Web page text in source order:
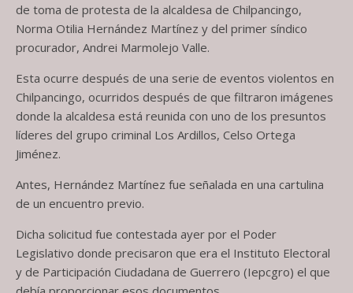
de toma de protesta de la alcaldesa de Chilpancingo,
Norma Otilia Hernández Martínez y del primer síndico
procurador, Andrei Marmolejo Valle.
Esta ocurre después de una serie de eventos violentos en
Chilpancingo, ocurridos después de que filtraron imágenes
donde la alcaldesa está reunida con uno de los presuntos
líderes del grupo criminal Los Ardillos, Celso Ortega
Jiménez.
Antes, Hernández Martínez fue señalada en una cartulina
de un encuentro previo.
Dicha solicitud fue contestada ayer por el Poder
Legislativo donde precisaron que era el Instituto Electoral
y de Participación Ciudadana de Guerrero (Iepcgro) el que